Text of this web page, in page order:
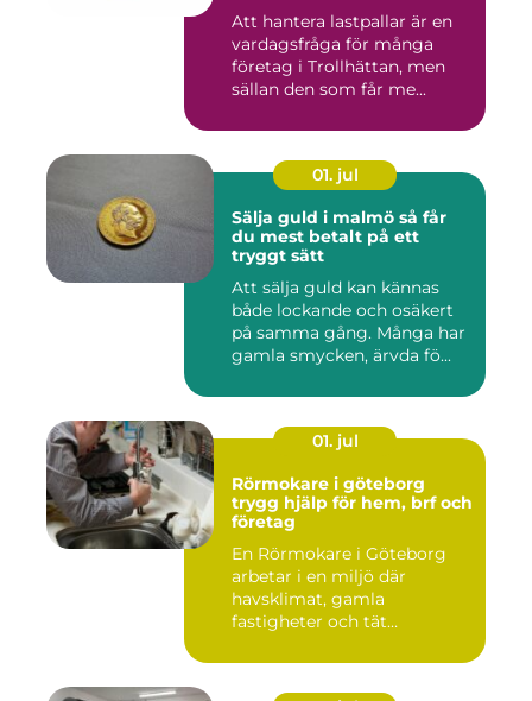
Att hantera lastpallar är en
vardagsfråga för många
företag i Trollhättan, men
sällan den som får me...
01. jul
Sälja guld i malmö så får
du mest betalt på ett
tryggt sätt
Att sälja guld kan kännas
både lockande och osäkert
på samma gång. Många har
gamla smycken, ärvda fö...
01. jul
Rörmokare i göteborg
trygg hjälp för hem, brf och
företag
En Rörmokare i Göteborg
arbetar i en miljö där
havsklimat, gamla
fastigheter och tät